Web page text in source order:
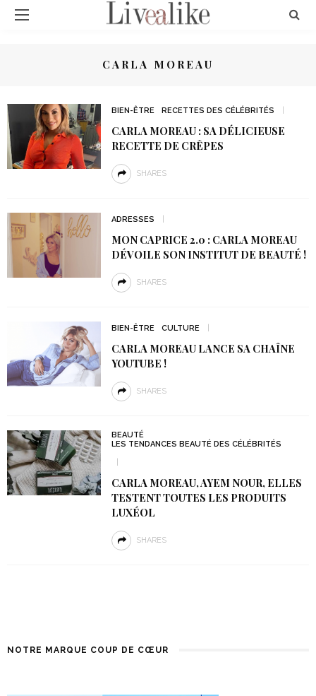
CARLA MOREAU
BIEN-ÊTRE RECETTES DES CÉLÉBRITÉS
CARLA MOREAU : SA DÉLICIEUSE
RECETTE DE CRÊPES
SHARES
ADRESSES
MON CAPRICE 2.0 : CARLA MOREAU
DÉVOILE SON INSTITUT DE BEAUTÉ !
SHARES
BIEN-ÊTRE CULTURE
CARLA MOREAU LANCE SA CHAÎNE
YOUTUBE !
SHARES
BEAUTÉ
LES TENDANCES BEAUTÉ DES CÉLÉBRITÉS
CARLA MOREAU, AYEM NOUR, ELLES
TESTENT TOUTES LES PRODUITS
LUXÉOL
SHARES
NOTRE MARQUE COUP DE CŒUR